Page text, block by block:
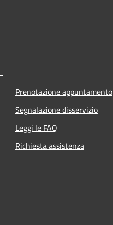
Prenotazione appuntamento
Segnalazione disservizio
Leggi le FAQ
Richiesta assistenza